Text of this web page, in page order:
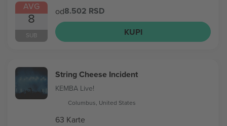
AVG
8
SUB
od8.502 RSD
KUPI
String Cheese Incident
KEMBA Live!
Columbus, United States
63 Karte